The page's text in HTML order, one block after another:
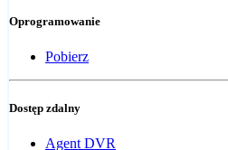
Oprogramowanie
Pobierz
Dostęp zdalny
Agent DVR